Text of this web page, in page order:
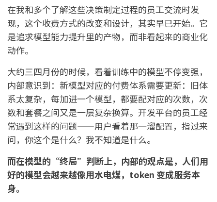
在我和多个了解这些决策制定过程的员工交流时发
现，这个收费方式的改变和设计，其实早已开始。它
是追求模型能力提升里的产物，而非看起来的商业化
动作。
大约三四月份的时候，看着训练中的模型不停变强，
内部意识到：新模型对应的付费体系需要更新：旧体
系太复杂，每加进一个模型，都要配对应的次数，次
数和套餐之间又是一层复杂换算。开发平台的员工经
常遇到这样的问题——用户看着那一溜配置，指过来
问，你这个是什么？我不知道是什么。
而在模型的“终局”判断上，内部的观点是，人们用
好的模型会越来越像用水电煤，token 变成服务本
身。